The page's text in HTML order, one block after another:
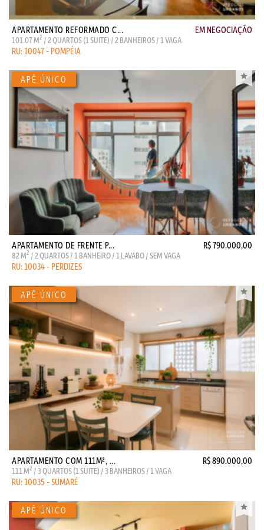
APARTAMENTO REFORMADO C... EM NEGOCIAÇÃO
101.07 M2 / 2 QUARTOS (1 SUITE) / 2 BANHEIROS / 1 VAGA
RU: 10047 - POMPÉIA
APARTAMENTO DE FRENTE P... R$ 790.000,00
82 M2 / 2 QUARTOS / 1 BANHEIRO / 1 LAVABO / SEM VAGA
RU: 10034 - PERDIZES
APARTAMENTO COM 111M², ... R$ 890.000,00
111 M2 / 3 QUARTOS (1 SUITE) / 3 BANHEIROS / 1 VAGA
RU: 10035 - SUMARÉ